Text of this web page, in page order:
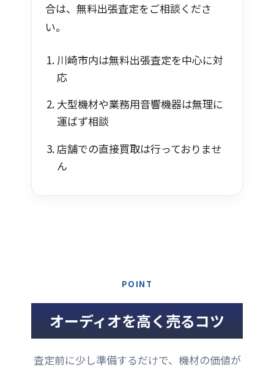
合は、無料出張査定をご相談くださ
い。
川崎市内は無料出張査定を中心に対
応
大型機材や業務用音響機器は無理に
運ばず相談
店舗での直接買取は行っておりませ
ん
POINT
オーディオを高く売るコツ
査定前に少し準備するだけで、機材の価値が